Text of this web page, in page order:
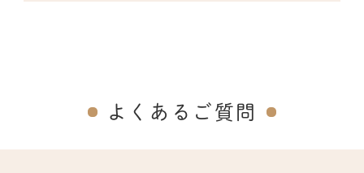
よくあるご質問